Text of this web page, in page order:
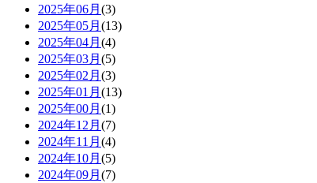
2025年06月 (3)
2025年05月 (13)
2025年04月 (4)
2025年03月 (5)
2025年02月 (3)
2025年01月 (13)
2025年00月 (1)
2024年12月 (7)
2024年11月 (4)
2024年10月 (5)
2024年09月 (7)